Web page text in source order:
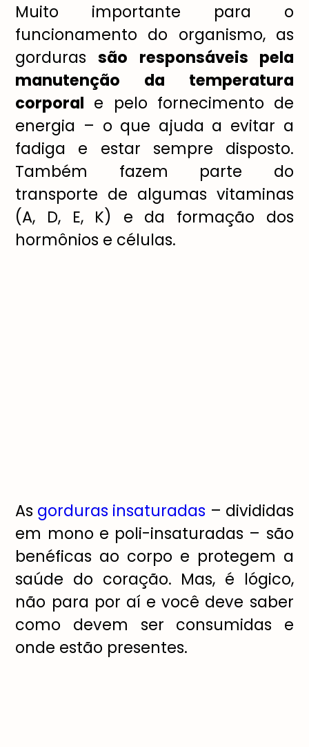
Muito importante para o
funcionamento do organismo, as
gordurassão responsáveis pela
manutenção da temperatura
corporal e pelo fornecimento de
energia – o que ajuda a evitar a
fadiga e estar sempre disposto.
Também fazem parte do
transporte de algumas vitaminas
(A, D, E, K) e da formação dos
hormônios e células.
As gorduras insaturadas – divididas
em mono e poli-insaturadas – são
benéficas ao corpo e protegem a
saúde do coração. Mas, é lógico,
não para por aí e você deve saber
como devem ser consumidas e
onde estão presentes.